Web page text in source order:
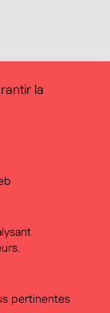
la
pertinentes
d'un·e